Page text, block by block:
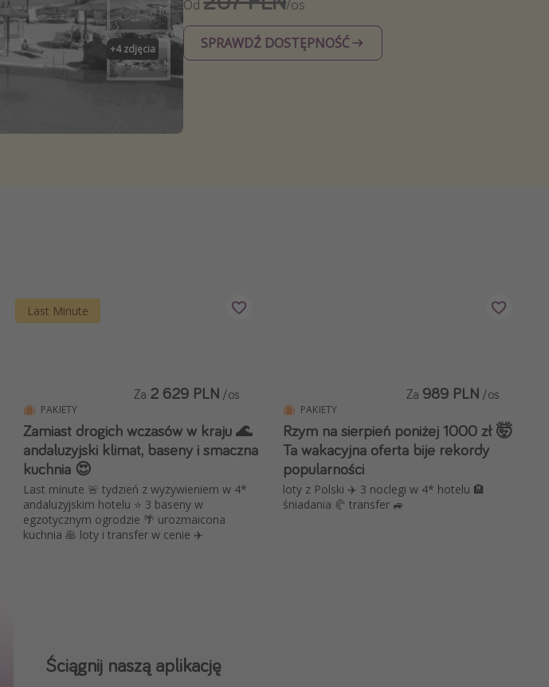
+4 zdjęcia
Od /os
SPRAWDŹ DOSTĘPNOŚĆ
Last Minute
PAKIETY
Zamiast drogich wczasów w kraju 🌊
andaluzyjski klimat, baseny i smaczna
kuchnia 😍
Last minute 🚨 tydzień z wyżywieniem w 4*
andaluzyjskim hotelu ⭐ 3 baseny w
egzotycznym ogrodzie 🌴 urozmaicona
kuchnia 🥞 loty i transfer w cenie ✈️
Za 2 629 PLN /os
PAKIETY
Rzym na sierpień poniżej 1000 zł 🤯
Ta wakacyjna oferta bije rekordy
popularności
loty z Polski ✈️ 3 noclegi w 4* hotelu 🏨
śniadania 🥐 transfer 🚙
Za 989 PLN /os
Ściągnij naszą aplikację
Dołącz do naszego kanału na WhatsApp